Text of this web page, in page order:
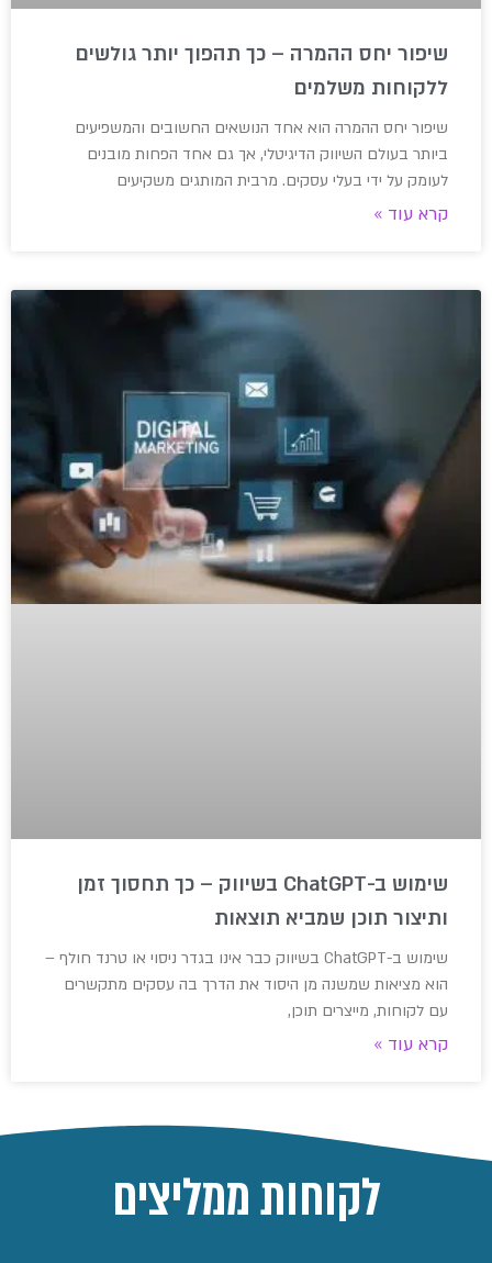
שיפור יחס ההמרה – כך תהפוך יותר גולשים
ללקוחות משלמים
שיפור יחס ההמרה הוא אחד הנושאים החשובים והמשפיעים
ביותר בעולם השיווק הדיגיטלי, אך גם אחד הפחות מובנים
לעומק על ידי בעלי עסקים. מרבית המותגים משקיעים
קרא עוד »
שימוש ב-ChatGPT בשיווק – כך תחסוך זמן
ותיצור תוכן שמביא תוצאות
שימוש ב-ChatGPT בשיווק כבר אינו בגדר ניסוי או טרנד חולף –
הוא מציאות שמשנה מן היסוד את הדרך בה עסקים מתקשרים
עם לקוחות, מייצרים תוכן,
קרא עוד »
לקוחות ממליצים